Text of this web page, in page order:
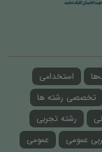
استخدامی
تخصصی رشته ها
رشته تجربی
عمومی
عمومی